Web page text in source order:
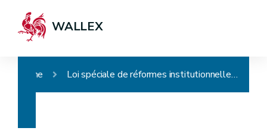
WALLEX
Home Loi spéciale de réformes institutionnelles (LSRI)